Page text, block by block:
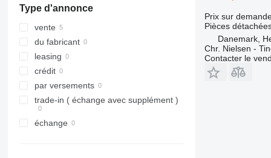
966
972
973
980
988
990
992
D series
Type d'annonce
vente
du fabricant
leasing
crédit
par versements
trade-in ( échange avec supplément )
échange
Prix sur
Pièces
Danemark,
Chr. Nielsen -
Contacter le